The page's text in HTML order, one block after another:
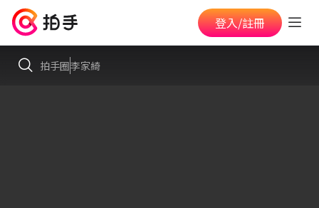
登入/註冊
拍手圈李家綺